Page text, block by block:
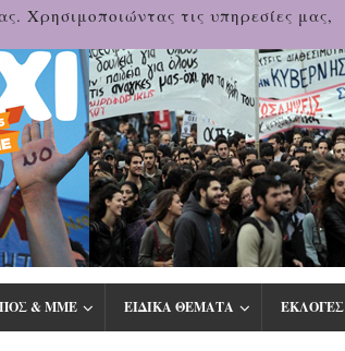
& ΜΜΕ ΕΙΔΙΚΑ ΘΕΜΑΤΑ ΕΚΛΟΓΕΣ
Χρησιμοποιώντας τις υπηρεσίες μας,